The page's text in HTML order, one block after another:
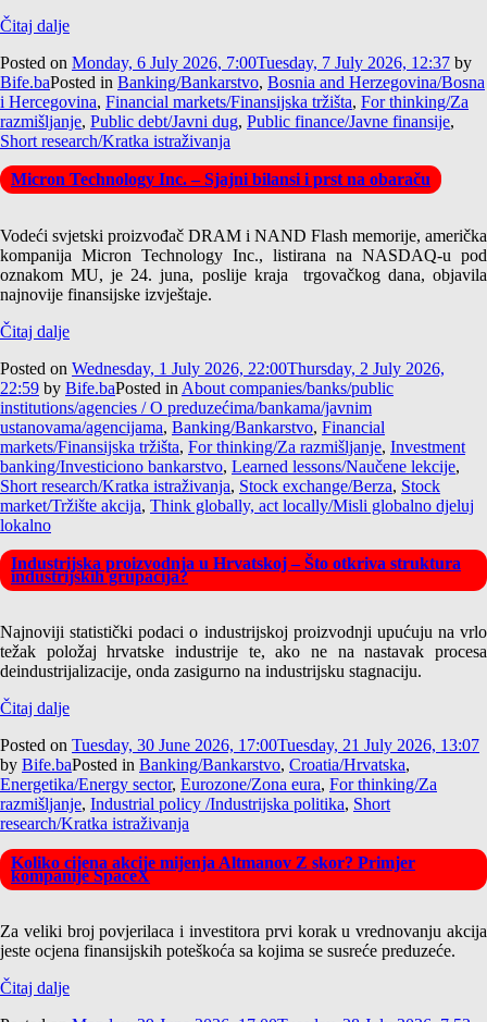
Čitaj dalje
Posted on Monday, 6 July 2026, 7:00Tuesday, 7 July 2026, 12:37 by
Bife.baPosted in Banking/Bankarstvo, Bosnia and Herzegovina/Bosna
i Hercegovina, Financial markets/Finansijska tržišta, For thinking/Za
razmišljanje, Public debt/Javni dug, Public finance/Javne finansije,
Short research/Kratka istraživanja
Micron Technology Inc. – Sjajni bilansi i prst na obaraču
Vodeći svjetski proizvođač DRAM i NAND Flash memorije, američka
kompanija Micron Technology Inc., listirana na NASDAQ-u pod
oznakom MU, je 24. juna, poslije kraja trgovačkog dana, objavila
najnovije finansijske izvještaje.
Čitaj dalje
Posted on Wednesday, 1 July 2026, 22:00Thursday, 2 July 2026,
22:59 by Bife.baPosted in About companies/banks/public
institutions/agencies / O preduzećima/bankama/javnim
ustanovama/agencijama, Banking/Bankarstvo, Financial
markets/Finansijska tržišta, For thinking/Za razmišljanje, Investment
banking/Investiciono bankarstvo, Learned lessons/Naučene lekcije,
Short research/Kratka istraživanja, Stock exchange/Berza, Stock
market/Tržište akcija, Think globally, act locally/Misli globalno djeluj
lokalno
Industrijska proizvodnja u Hrvatskoj – Što otkriva struktura
industrijskih grupacija?
Najnoviji statistički podaci o industrijskoj proizvodnji upućuju na vrlo
težak položaj hrvatske industrije te, ako ne na nastavak procesa
deindustrijalizacije, onda zasigurno na industrijsku stagnaciju.
Čitaj dalje
Posted on Tuesday, 30 June 2026, 17:00Tuesday, 21 July 2026, 13:07
by Bife.baPosted in Banking/Bankarstvo, Croatia/Hrvatska,
Energetika/Energy sector, Eurozone/Zona eura, For thinking/Za
razmišljanje, Industrial policy /Industrijska politika, Short
research/Kratka istraživanja
Koliko cijena akcije mijenja Altmanov Z skor? Primjer
kompanije SpaceX
Za veliki broj povjerilaca i investitora prvi korak u vrednovanju akcija
jeste ocjena finansijskih poteškoća sa kojima se susreće preduzeće.
Čitaj dalje